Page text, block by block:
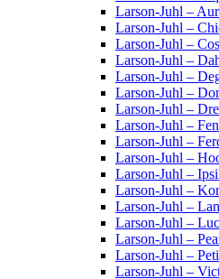
Larson-Juhl –
Larson-Juhl –
Larson-Juhl –
Larson-Juhl –
Larson-Juhl –
Larson-Juhl –
Larson-Juhl –
Larson-Juhl –
Larson-Juhl –
Larson-Juhl –
Larson-Juhl –
Larson-Juhl –
Larson-Juhl –
Larson-Juhl –
Larson-Juhl –
Larson-Juhl –
Larson-Juhl –